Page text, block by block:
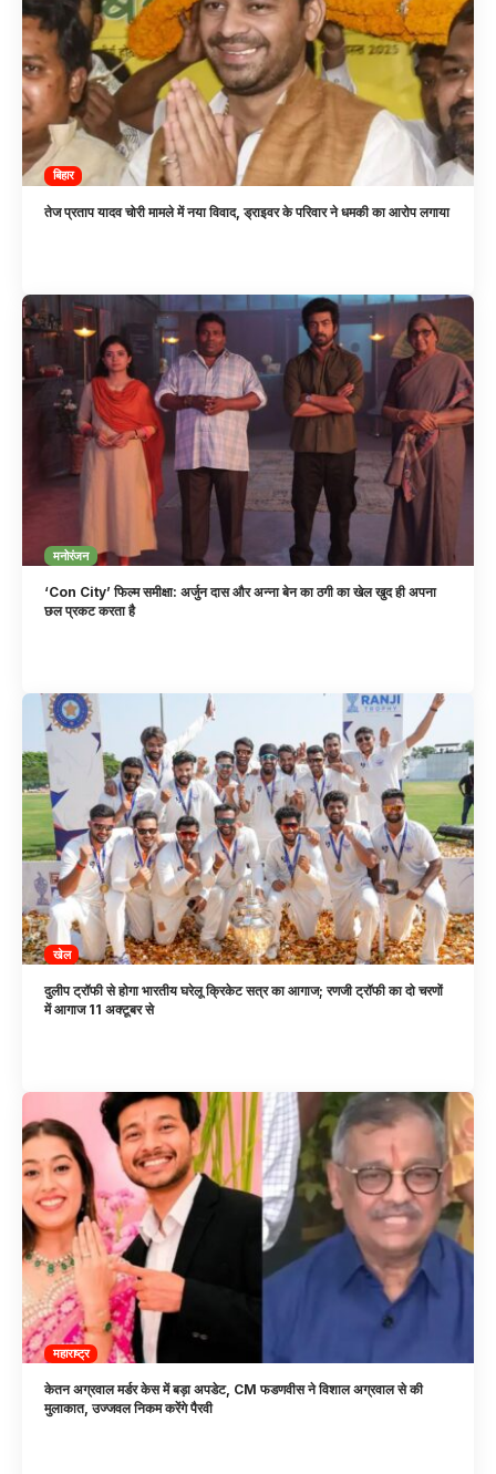
बिहार
तेज प्रताप यादव चोरी मामले में नया विवाद, ड्राइवर के परिवार ने धमकी का आरोप लगाया
मनोरंजन
‘Con City’ फिल्म समीक्षा: अर्जुन दास और अन्ना बेन का ठगी का खेल खुद ही अपना
छल प्रकट करता है
खेल
दुलीप ट्रॉफी से होगा भारतीय घरेलू क्रिकेट सत्र का आगाज; रणजी ट्रॉफी का दो चरणों
में आगाज 11 अक्टूबर से
महाराष्ट्र
केतन अग्रवाल मर्डर केस में बड़ा अपडेट, CM फडणवीस ने विशाल अग्रवाल से की
मुलाकात, उज्जवल निकम करेंगे पैरवी